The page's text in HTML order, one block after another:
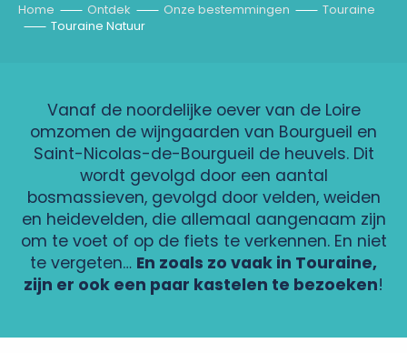
Home Ontdek Onze bestemmingen
Touraine
Touraine Natuur
Vanaf de noordelijke oever van de Loire
omzomen de wijngaarden van Bourgueil en
Saint-Nicolas-de-Bourgueil de heuvels. Dit
wordt gevolgd door een aantal
bosmassieven, gevolgd door velden, weiden
en heidevelden, die allemaal aangenaam zijn
om te voet of op de fiets te verkennen. En niet
te vergeten… En zoals zo vaak in Touraine,
zijn er ook een paar kastelen te bezoeken!